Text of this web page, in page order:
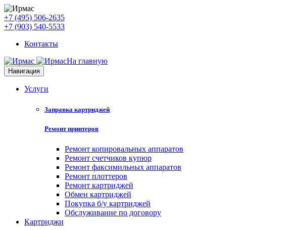
+7 (495) 506-2635
+7 (903) 540-5533
Контакты
На главную
Навигация
Услуги
Заправка картриджей
Ремонт принтеров
Ремонт копировальных аппаратов
Ремонт счетчиков купюр
Ремонт факсимильных аппаратов
Ремонт плоттеров
Ремонт картриджей
Обмен картриджей
Покупка б/у картриджей
Обслуживание по договору
Картриджи